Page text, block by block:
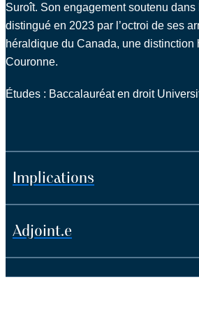
Suroît. Son engagement soutenu
distingué en 2023 par l’octroi de ses
héraldique du Canada, une distinction
Couronne.
Études : Baccalauréat en droit
Implications
Adjoint.e